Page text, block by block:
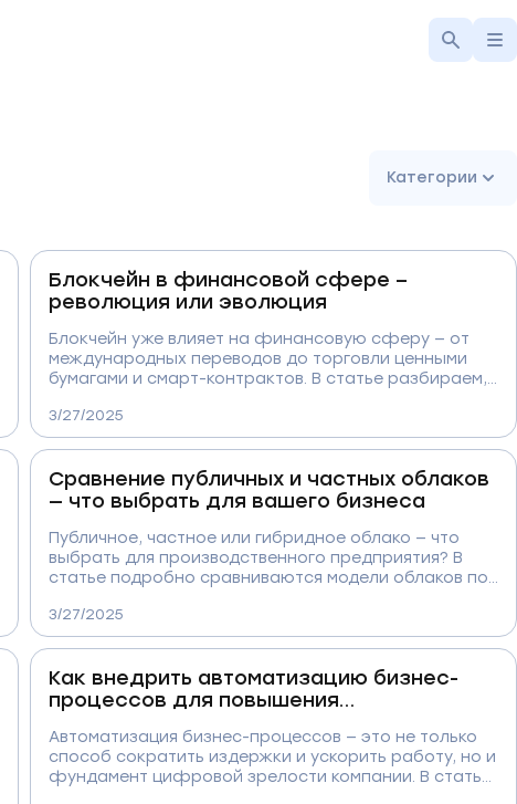
Категории
Блокчейн в финансовой сфере –
революция или эволюция
Блокчейн уже влияет на финансовую сферу — от
международных переводов до торговли ценными
бумагами и смарт-контрактов. В статье разбираем,
блокчейна в банки и финансовые компании, как он
помогает снижать издержки, усиливать
процессы.
3/27/2025
Сравнение публичных и частных облаков
— что выбрать для вашего бизнеса
Публичное, частное или гибридное облако — что
выбрать для производственного предприятия? В
статье подробно сравниваются модели облаков по
масштабируемость, стоимость, интеграция и
контроль. Вы получите чёткие рекомендации и
взвешенное решение для вашего бизнеса.
3/27/2025
Как внедрить автоматизацию бизнес-
процессов для повышения
Автоматизация бизнес-процессов — это не только
способ сократить издержки и ускорить работу, но и
фундамент цифровой зрелости компании. В статье